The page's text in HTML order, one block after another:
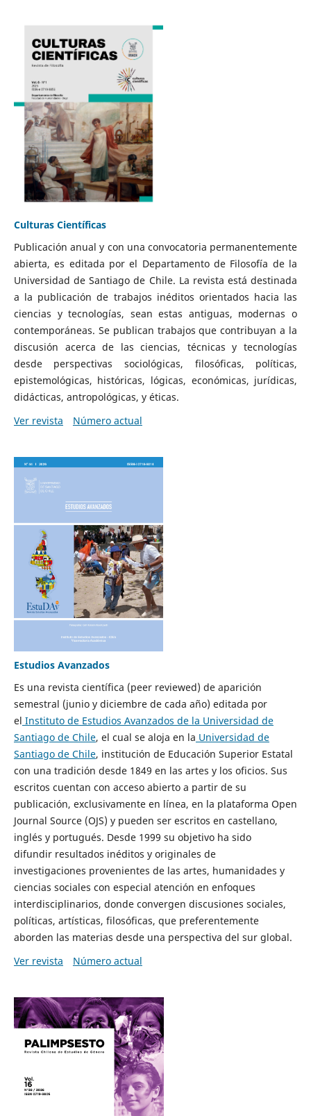
Culturas Científicas
Publicación anual y con una convocatoria permanentemente
abierta, es editada por el Departamento de Filosofía de la
Universidad de Santiago de Chile. La revista está destinada
a la publicación de trabajos inéditos orientados hacia las
ciencias y tecnologías, sean estas antiguas, modernas o
contemporáneas. Se publican trabajos que contribuyan a la
discusión acerca de las ciencias, técnicas y tecnologías
desde perspectivas sociológicas, filosóficas, políticas,
epistemológicas, históricas, lógicas, económicas, jurídicas,
didácticas, antropológicas, y éticas.
Ver revista
Número actual
Estudios Avanzados
Es una revista científica (peer reviewed) de aparición
semestral (junio y diciembre de cada año) editada por
el Instituto de Estudios Avanzados de la Universidad de
Santiago de Chile, el cual se aloja en la Universidad de
Santiago de Chile, institución de Educación Superior Estatal
con una tradición desde 1849 en las artes y los oficios. Sus
escritos cuentan con acceso abierto a partir de su
publicación, exclusivamente en línea, en la plataforma Open
Journal Source (OJS) y pueden ser escritos en castellano,
inglés y portugués. Desde 1999 su objetivo ha sido
difundir resultados inéditos y originales de
investigaciones provenientes de las artes, humanidades y
ciencias sociales con especial atención en enfoques
interdisciplinarios, donde convergen discusiones sociales,
políticas, artísticas, filosóficas, que preferentemente
aborden las materias desde una perspectiva del sur global.
Ver revista
Número actual